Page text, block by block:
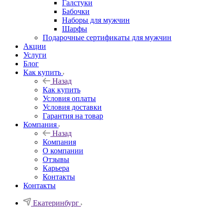
Галстуки
Бабочки
Наборы для мужчин
Шарфы
Подарочные сертификаты для мужчин
Акции
Услуги
Блог
Как купить
Назад
Как купить
Условия оплаты
Условия доставки
Гарантия на товар
Компания
Назад
Компания
О компании
Отзывы
Карьера
Контакты
Контакты
Екатеринбург